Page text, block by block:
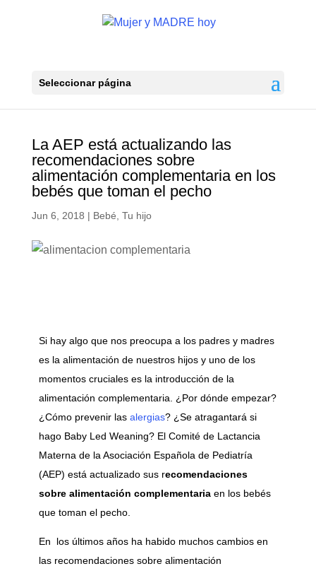
Seleccionar página
La AEP está actualizando las
recomendaciones sobre
alimentación complementaria en los
bebés que toman el pecho
Jun 6, 2018 | Bebé Tu hijo
Si hay algo que nos preocupa a los padres y madres
es la alimentación de nuestros hijos y uno de los
momentos cruciales es la introducción de la
alimentación complementaria. ¿Por dónde empezar?
¿Cómo prevenir las alergias? ¿Se atragantará si
hago Baby Led Weaning? El Comité de Lactancia
Materna de la Asociación Española de Pediatría
(AEP) está actualizado sus recomendaciones
sobre alimentación complementariaen los bebés
que toman el pecho.
En los últimos años ha habido muchos cambios en
las recomendaciones sobre alimentación